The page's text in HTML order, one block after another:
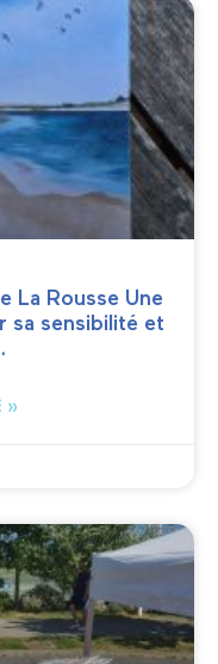
La Rousse Une
sa sensibilité et
»